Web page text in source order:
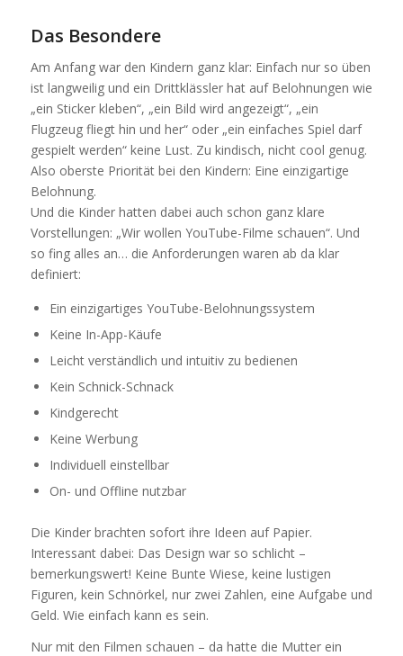
Das Besondere
Am Anfang war den Kindern ganz klar: Einfach nur so üben
ist langweilig und ein Drittklässler hat auf Belohnungen wie
„ein Sticker kleben“, „ein Bild wird angezeigt“, „ein
Flugzeug fliegt hin und her“ oder „ein einfaches Spiel darf
gespielt werden“ keine Lust. Zu kindisch, nicht cool genug.
Also oberste Priorität bei den Kindern: Eine einzigartige
Belohnung.
Und die Kinder hatten dabei auch schon ganz klare
Vorstellungen: „Wir wollen YouTube-Filme schauen“. Und
so fing alles an… die Anforderungen waren ab da klar
definiert:
Ein einzigartiges YouTube-Belohnungssystem
Keine In-App-Käufe
Leicht verständlich und intuitiv zu bedienen
Kein Schnick-Schnack
Kindgerecht
Keine Werbung
Individuell einstellbar
On- und Offline nutzbar
Die Kinder brachten sofort ihre Ideen auf Papier.
Interessant dabei: Das Design war so schlicht –
bemerkungswert! Keine Bunte Wiese, keine lustigen
Figuren, kein Schnörkel, nur zwei Zahlen, eine Aufgabe und
Geld. Wie einfach kann es sein.
Nur mit den Filmen schauen – da hatte die Mutter ein